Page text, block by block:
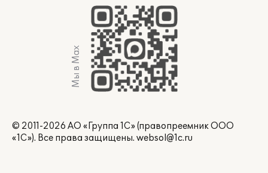
Мы в Max
© 2011-2026 АО «Группа 1С» (правопреемник ООО
«1С»). Все права защищены. websol@1c.ru